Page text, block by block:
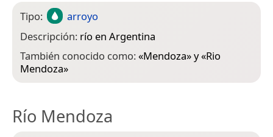
Tipo:
arroyo
Descripción: río en Argentina
También conocido como:«Mendoza» y «Rio
Mendoza»
Río Mendoza